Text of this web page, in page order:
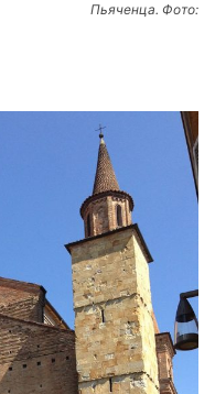
Пьяченца. Фото: